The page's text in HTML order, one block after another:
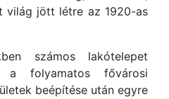
világ jött létre az 1920-as
számos lakótelepet
a folyamatos fővárosi
beépítése után egyre